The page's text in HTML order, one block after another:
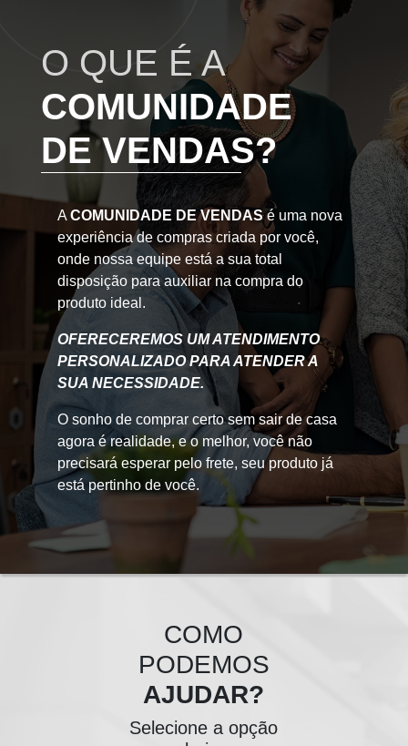
O QUE É A
COMUNIDADE
DE VENDAS?
A COMUNIDADE DE VENDASé uma nova
experiência de compras criada por você,
onde nossa equipe está a sua total
disposição para auxiliar na compra do
produto ideal.
OFERECEREMOS UM ATENDIMENTO
PERSONALIZADO PARA ATENDER A
SUA NECESSIDADE.
O sonho de comprar certo sem sair de casa
agora é realidade, e o melhor, você não
precisará esperar pelo frete, seu produto já
está pertinho de você.
COMO
PODEMOS
AJUDAR?
Selecione a opção